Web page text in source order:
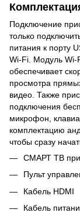
Подключение
только
питания к порту
Wi-Fi. Модуль Wi-
обеспечивает
просмотра
видео. Также
подключения
микрофон,
комплектацию
чтобы сразу
СМАРТ ТВ
Пульт
Кабель HDMI
Кабель